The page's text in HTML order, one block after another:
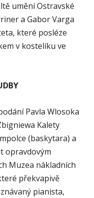
umění Ostravské
a Gabor Varga
které posléze
v kostelíku ve
Pavla Wlosoka
Kalety
(baskytara) a
opravdovým
Muzea nákladních
překvapivě
pianista,